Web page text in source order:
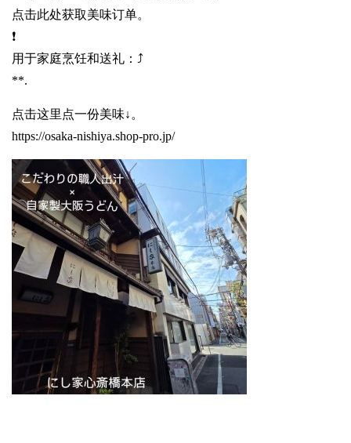
点击此处获取美味订单。
❗️
用于家庭烹饪和送礼：⤴️
**.
点击这里点一份美味↓。
https://osaka-nishiya.shop-pro.jp/